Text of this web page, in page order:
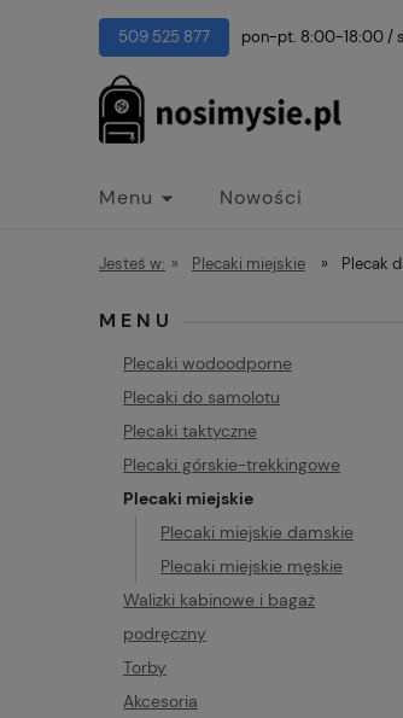
509 525 877 pon-pt. 8:00-18:00/
Menu Nowości
Jesteś w: » Plecaki miejskie » Plecak
MENU
Plecaki wodoodporne
Plecaki do samolotu
Plecaki taktyczne
Plecaki górskie-trekkingowe
Plecaki miejskie
Plecaki miejskie damskie
Plecaki miejskie męskie
Walizki kabinowe i bagaż
podręczny
Torby
Akcesoria